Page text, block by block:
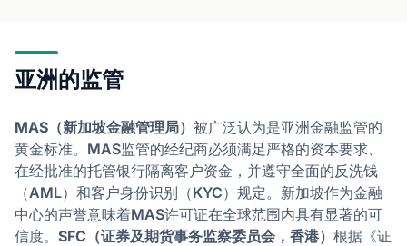
亚洲的监管
MAS（新加坡金融管理局） 被广泛认为是亚洲金融监管的
黄金标准。MAS监管的经纪商必须满足严格的资本要求、
在经批准的托管银行隔离客户资金，并遵守全面的反洗钱
（AML）和客户身份识别（KYC）规定。新加坡作为金融
中心的声誉意味着MAS许可证在全球范围内具有显著的可
信度。 SFC（证券及期货事务监察委员会，香港） 根据《证